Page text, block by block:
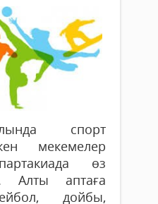
спорт
мекемелер
өз
Алты аптаға
дойбы,